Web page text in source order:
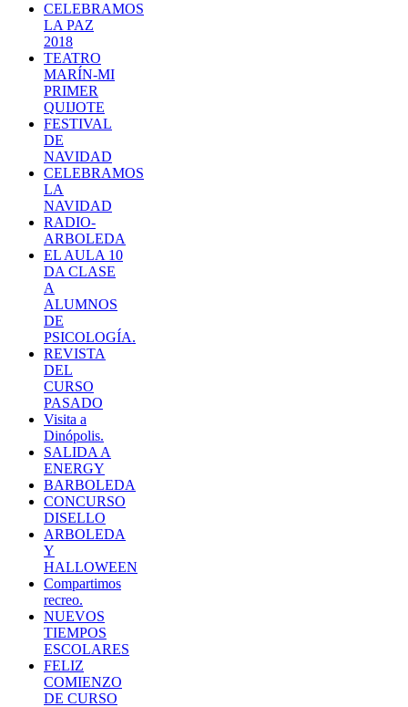
CELEBRAMOS
LA PAZ
2018
TEATRO
MARÍN-MI
PRIMER
QUIJOTE
FESTIVAL
DE
NAVIDAD
CELEBRAMOS
LA
NAVIDAD
RADIO-
ARBOLEDA
EL AULA 10
DA CLASE
A
ALUMNOS
DE
PSICOLOGÍA.
REVISTA
DEL
CURSO
PASADO
Visita a
Dinópolis.
SALIDA A
ENERGY
BARBOLEDA
CONCURSO
DISELLO
ARBOLEDA
Y
HALLOWEEN
Compartimos
recreo.
NUEVOS
TIEMPOS
ESCOLARES
FELIZ
COMIENZO
DE CURSO